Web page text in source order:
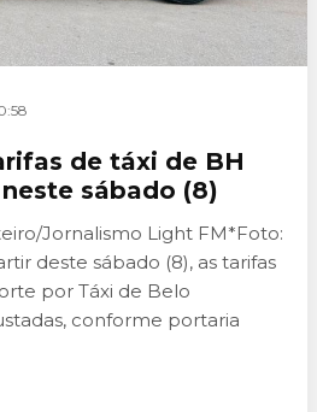
de táxi de BH
sábado (8)
Jornalismo Light FM*Foto:
deste sábado (8), as tarifas
por Táxi de Belo
conforme portaria